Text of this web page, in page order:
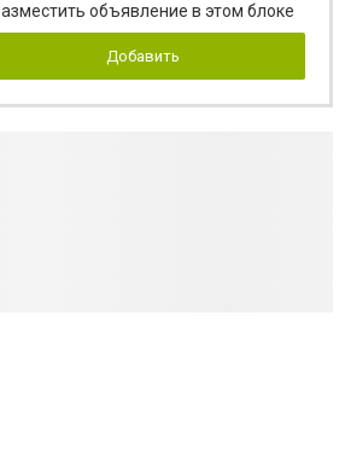
объявление в этом блоке
Добавить